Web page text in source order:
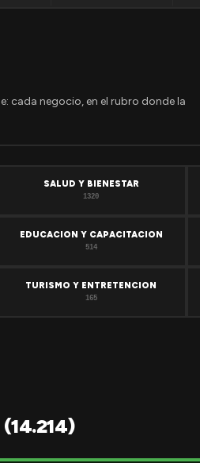
cada negocio, en el rubro donde la
SALUD Y BIENESTAR
1320
EDUCACION Y CAPACITACION
514
TURISMO Y ENTRETENCION
165
(14.214)